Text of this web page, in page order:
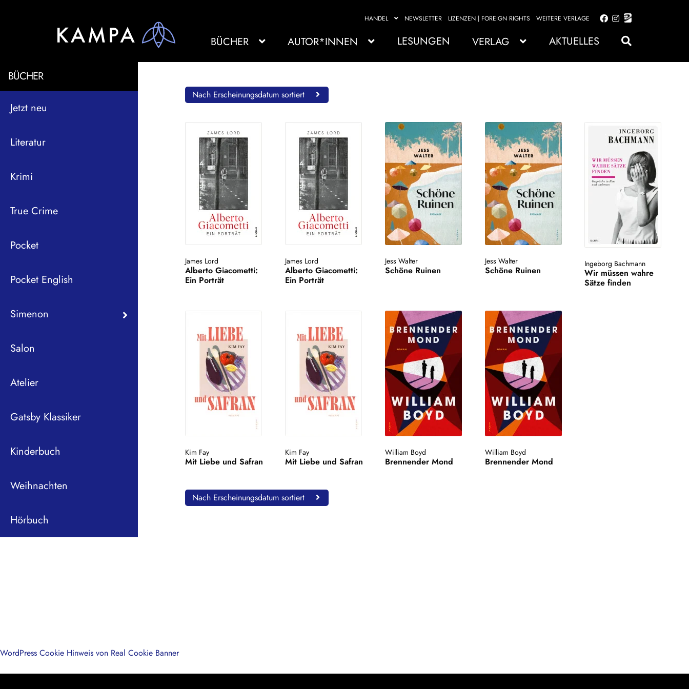
HANDEL NEWSLETTER LIZENZEN | FOREIGN RIGHTS WEITERE VERLAGE
Zur
springen
Zum
springen
BÜCHER AUTOR*INNEN LESUNGEN VERLAG AKTUELLES
BÜCHER
Jetzt neu
Literatur
Krimi
True Crime
Pocket
Pocket English
Simenon
Salon
Atelier
Gatsby Klassiker
Kinderbuch
Weihnachten
Hörbuch
Nach Erscheinungsdatum sortiert
James Lord
Alberto Giacometti:
Ein Porträt
James Lord
Alberto Giacometti:
Ein Porträt
Jess Walter
Schöne Ruinen
Jess Walter
Schöne Ruinen
Ingeborg Bachmann
Wir müssen wahre
Sätze finden
Kim Fay
Mit Liebe und Safran
Kim Fay
Mit Liebe und Safran
William Boyd
Brennender Mond
William Boyd
Brennender Mond
Nach Erscheinungsdatum sortiert
WordPress Cookie Hinweis von Real Cookie Banner